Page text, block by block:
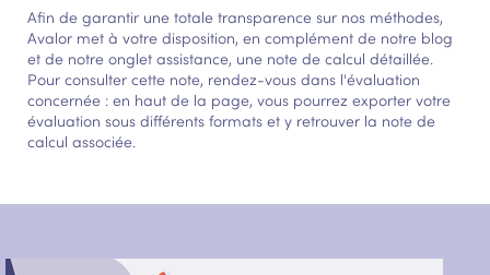
Afin de garantir une totale transparence sur nos méthodes,
Avalor met à votre disposition, en complément de notre blog
et de notre onglet assistance, une note de calcul détaillée.
Pour consulter cette note, rendez-vous dans l'évaluation
concernée : en haut de la page, vous pourrez exporter votre
évaluation sous différents formats et y retrouver la note de
calcul associée.